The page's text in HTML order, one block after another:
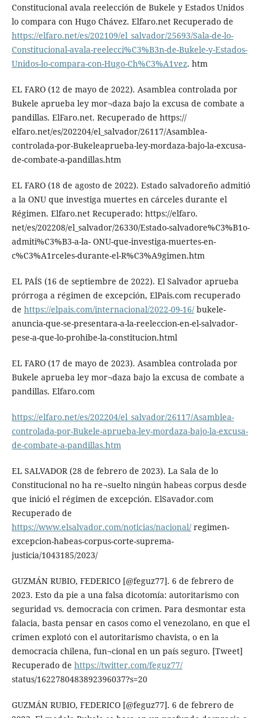
Constitucional avala reelección de Bukele y Estados Unidos
lo compara con Hugo Chávez. Elfaro.net Recuperado de
https://elfaro.net/es/202109/el_salvador/25693/Sala-de-lo-
Constitucional-avala-reelecci%C3%B3n-de-Bukele-y-Estados-
Unidos-lo-compara-con-Hugo-Ch%C3%A1vez. htm
EL FARO (12 de mayo de 2022). Asamblea controlada por
Bukele aprueba ley mor¬daza bajo la excusa de combate a
pandillas. ElFaro.net. Recuperado de https://
elfaro.net/es/202204/el_salvador/26117/Asamblea-
controlada-por-Bukeleaprueba-ley-mordaza-bajo-la-excusa-
de-combate-a-pandillas.htm
EL FARO (18 de agosto de 2022). Estado salvadoreño admitió
a la ONU que investiga muertes en cárceles durante el
Régimen. Elfaro.net Recuperado: https://elfaro.
net/es/202208/el_salvador/26330/Estado-salvadore%C3%B1o-
admiti%C3%B3-a-la- ONU-que-investiga-muertes-en-
c%C3%A1rceles-durante-el-R%C3%A9gimen.htm
EL PAÍS (16 de septiembre de 2022). El Salvador aprueba
prórroga a régimen de excepción, ElPais.com recuperado
de https://elpais.com/internacional/2022-09-16/bukele-
anuncia-que-se-presentara-a-la-reeleccion-en-el-salvador-
pese-a-que-lo-prohibe-la-constitucion.html
EL FARO (17 de mayo de 2023). Asamblea controlada por
Bukele aprueba ley mor¬daza bajo la excusa de combate a
pandillas. Elfaro.com
https://elfaro.net/es/202204/el_salvador/26117/Asamblea-
controlada-por-Bukele-aprueba-ley-mordaza-bajo-la-excusa-
de-combate-a-pandillas.htm
EL SALVADOR (28 de febrero de 2023). La Sala de lo
Constitucional no ha re¬suelto ningún habeas corpus desde
que inició el régimen de excepción. ElSavador.com
Recuperado de
https://www.elsalvador.com/noticias/nacional/regimen-
excepcion-habeas-corpus-corte-suprema-
justicia/1043185/2023/
GUZMÁN RUBIO, FEDERICO [@feguz77]. 6 de febrero de
2023. Esto da pie a una falsa dicotomía: autoritarismo con
seguridad vs. democracia con crimen. Para desmontar esta
falacia, basta pensar en casos como el venezolano, en que el
crimen explotó con el autoritarismo chavista, o en la
democracia chilena, fun¬cional en un país seguro. [Tweet]
Recuperado de https://twitter.com/feguz77/
status/1622780483892396037?s=20
GUZMÁN RUBIO, FEDERICO [@feguz77]. 6 de febrero de